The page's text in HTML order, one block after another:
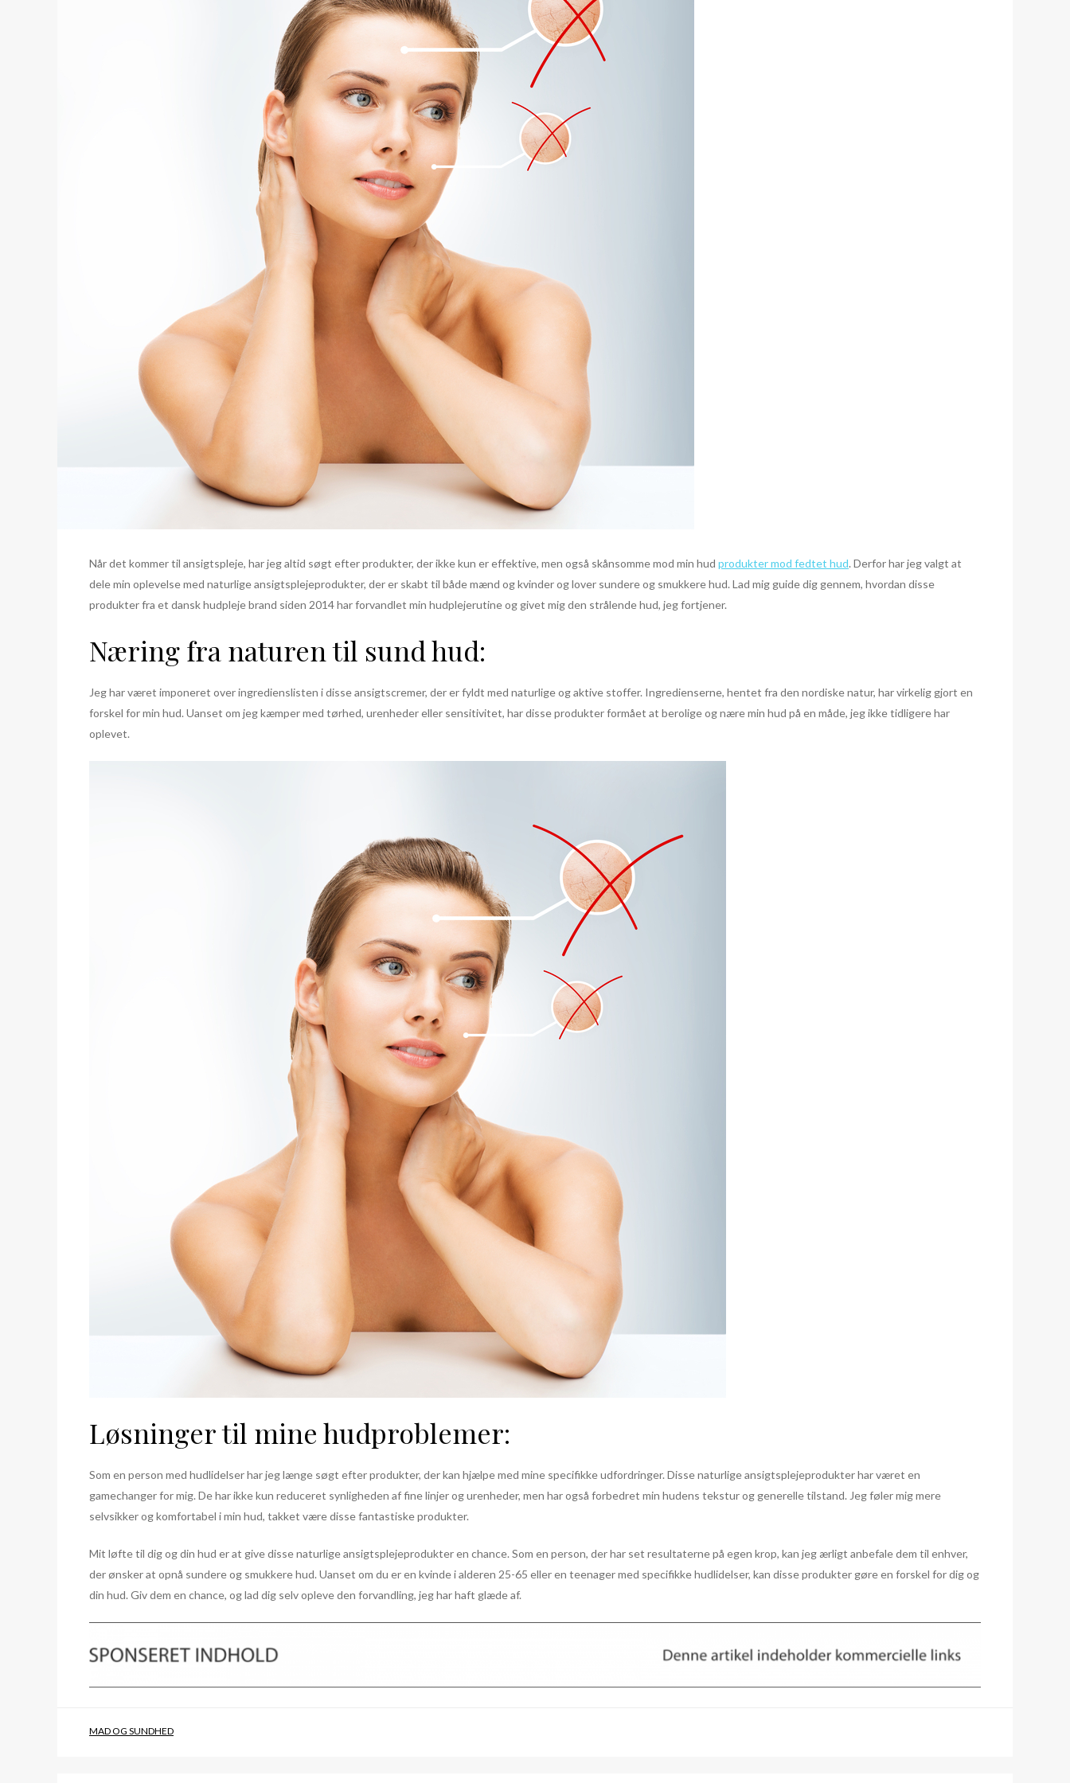
Når det kommer til ansigtspleje, har jeg altid søgt efter produkter, der ikke kun er effektive, men også skånsomme mod min hud produkter mod fedtet hud. Derfor har jeg valgt at
dele min oplevelse med naturlige ansigtsplejeprodukter, der er skabt til både mænd og kvinder og lover sundere og smukkere hud. Lad mig guide dig gennem, hvordan disse
produkter fra et dansk hudpleje brand siden 2014 har forvandlet min hudplejerutine og givet mig den strålende hud, jeg fortjener.
Næring fra naturen til sund hud:
Jeg har været imponeret over ingredienslisten i disse ansigtscremer, der er fyldt med naturlige og aktive stoffer. Ingredienserne, hentet fra den nordiske natur, har virkelig gjort en
forskel for min hud. Uanset om jeg kæmper med tørhed, urenheder eller sensitivitet, har disse produkter formået at berolige og nære min hud på en måde, jeg ikke tidligere har
oplevet.
Løsninger til mine hudproblemer:
Som en person med hudlidelser har jeg længe søgt efter produkter, der kan hjælpe med mine specifikke udfordringer. Disse naturlige ansigtsplejeprodukter har været en
gamechanger for mig. De har ikke kun reduceret synligheden af fine linjer og urenheder, men har også forbedret min hudens tekstur og generelle tilstand. Jeg føler mig mere
selvsikker og komfortabel i min hud, takket være disse fantastiske produkter.
Mit løfte til dig og din hud er at give disse naturlige ansigtsplejeprodukter en chance. Som en person, der har set resultaterne på egen krop, kan jeg ærligt anbefale dem til enhver,
der ønsker at opnå sundere og smukkere hud. Uanset om du er en kvinde i alderen 25-65 eller en teenager med specifikke hudlidelser, kan disse produkter gøre en forskel for dig og
din hud. Giv dem en chance, og lad dig selv opleve den forvandling, jeg har haft glæde af.
MAD OG SUNDHED